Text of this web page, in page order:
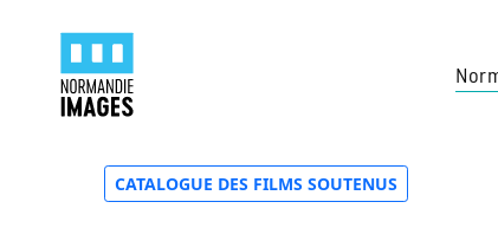
CATALOGUE DES FILMS SOUTENUS